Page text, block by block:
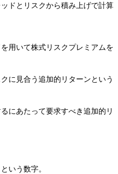
ドとリスクから積み上げで計算
用いて株式リスクプレミアムを
に見合う追加的リターンという
にあたって要求すべき追加的リ
いう数字。